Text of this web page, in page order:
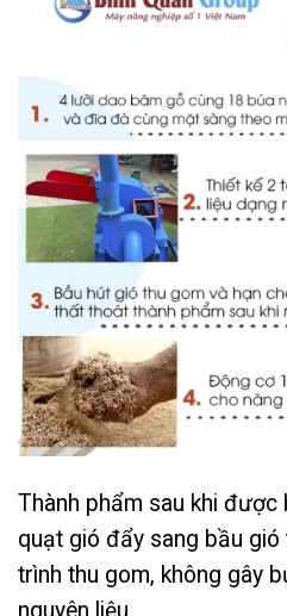
Thành phẩm sau khi
quạt gió đẩy sang bầu
trình thu gom, không gây
nguyên liệu